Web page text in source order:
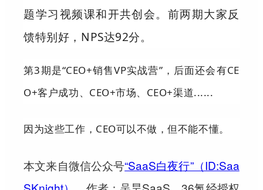
题学习视频课和开共创会。 前两期大家反
馈特别好，NPS达92分。
第3期是“CEO+销售VP实战营”，后面还会有CE
O+客户成功、CEO+市场、CEO+渠道......
因为这些工作，CEO可以不做，但不能不懂。
本文来自微信公众号“SaaS白夜行”（ID:Saa